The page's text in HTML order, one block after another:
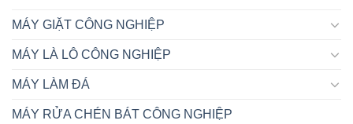
MÁY GIẶT CÔNG NGHIỆP
MÁY LÀ LÔ CÔNG NGHIỆP
MÁY LÀM ĐÁ
MÁY RỬA CHÉN BÁT CÔNG NGHIỆP